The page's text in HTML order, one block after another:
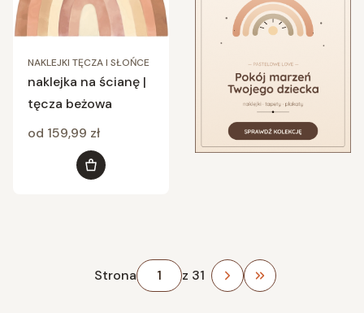
NAKLEJKI TĘCZA I SŁOŃCE
naklejka na ścianę |
tęcza beżowa
Cena
od 159,99 zł
Zobacz produkt
Strona z 31 Przejdź do